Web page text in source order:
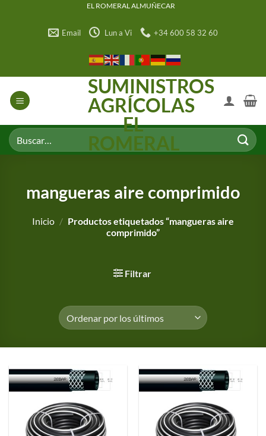
EL ROMERAL ALMUÑECAR
Email Lun a Vi +34 600 58 32 60
SUMINISTROS
AGRÍCOLAS
EL
ROMERAL
Buscar
por:
mangueras aire comprimido
Inicio / Productos etiquetados “mangueras aire
comprimido”
Filtrar